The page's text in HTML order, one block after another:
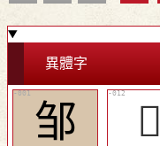
異體字
邹 󶉫